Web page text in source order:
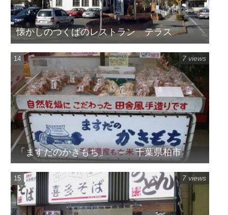
懐かしのつくばのレストラン テラス
「ますだのかきもち」 ～ 千葉県柏市
7 views
7 views